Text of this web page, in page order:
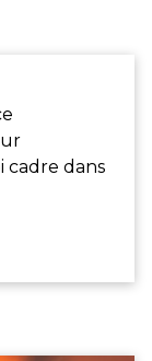
cadre dans